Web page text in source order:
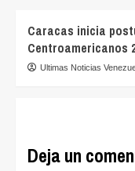
Caracas inicia
Centroamericanos
Ultimas Noticias
Deja un